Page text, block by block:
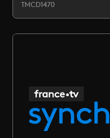
TMCD1470